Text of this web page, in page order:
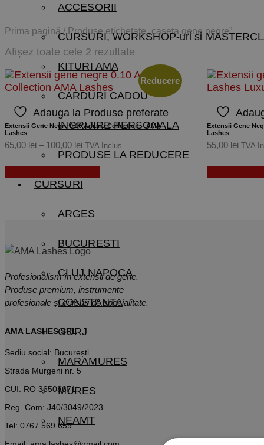
ACCESORII
CURSURI, WORKSHOP-uri si
KITURI AMA
CARDURI CADOU
INGRIJIRE PERSONALA
PRODUSE LA REDUCERE
CURSURI
ARGES
BUCURESTI
CLUJ NAPOCA
CONSTANTA
GORJ
MARAMURES
MURES
NEAMT
Prima pagină /Produse etichetate „caseta gene negre”
Afișez toate cele 2 rezultate
după
preț:
de
la
mare
la
Adauga la Produse preferate
Reducere
Extensii Gene Negre 0.10 Amaria Collection – AMA
Lashes
65,00 lei – 100,00 lei Interval
de
prețuri:
65,00 lei
până
100,00 lei
TVA Inclus
Acest
pot
alese
pagina
produsului.
Extensii Gene
Lashes
55,00 lei TVA
Profesionalism în extensii de gene.
Produse premium, instrumente
profesionale și cursuri de specialitate.
AMA LASHES SRL
Sediu social: București
Strada Murgeni nr. 5
CUI: RO 36508671
Reg. Com: J40/3049/2023
Tel: 0767.569.659